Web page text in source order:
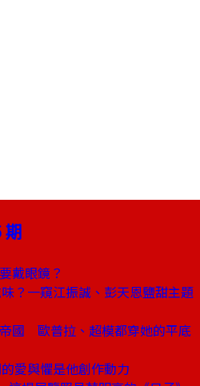
期
戴眼鏡？
？一窺江振誠、彭天恩鹽甜主題
國 歐普拉、超模都穿她的平底
愛與懼是他創作動力